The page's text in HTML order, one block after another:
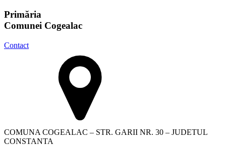
Primăria
Comunei Cogealac
Contact
COMUNA COGEALAC – STR. GARII NR. 30 – JUDETUL
CONSTANTA